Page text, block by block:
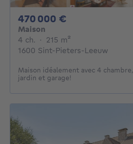
470 000 €
Maison
4 ch. 4 chambres
· 215 m²
1600 Sint-Pieters-Leeuw
Maison idéalement avec 4 chambre,
jardin et garage!